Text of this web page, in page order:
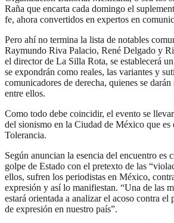
Raña que encarta cada domingo el
fe, ahora convertidos en expertos en
Pero ahí no termina la lista de notables
Raymundo Riva Palacio, René Delgado y
el director de La Silla Rota, se establecerá
se expondrán como reales, las variantes y
comunicadores de derecha, quienes se
entre ellos.
Como todo debe coincidir, el evento se
del sionismo en la Ciudad de México que
Tolerancia.
Según anuncian la esencia del encuentro es
golpe de Estado con el pretexto de las
ellos, sufren los periodistas en México,
expresión y así lo manifiestan. “Una de las
estará orientada a analizar el acoso contra
de expresión en nuestro país”.